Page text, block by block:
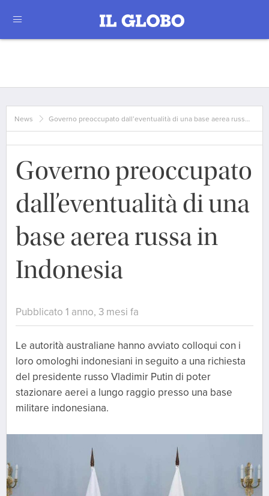
News Governo preoccupato dall’eventualità di una base aerea russ…
Governo preoccupato
dall’eventualità di una
base aerea russa in
Indonesia
Pubblicato 1 anno, 3 mesi fa
Le autorità australiane hanno avviato colloqui con i
loro omologhi indonesiani in seguito a una richiesta
del presidente russo Vladimir Putin di poter
stazionare aerei a lungo raggio presso una base
militare indonesiana.